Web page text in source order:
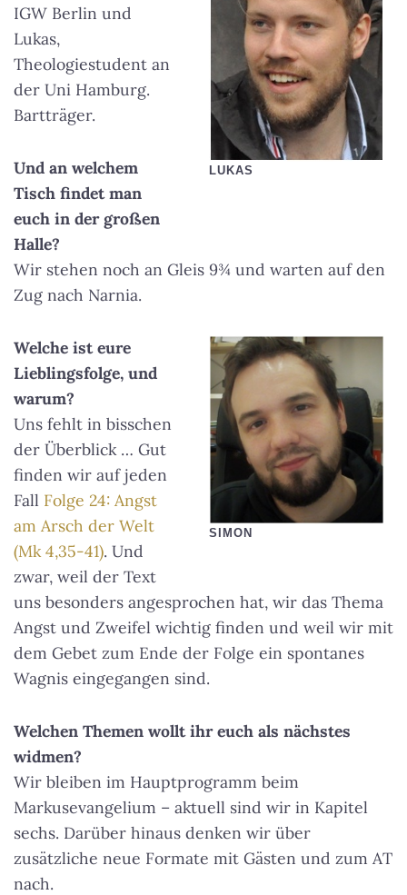
LUKAS
IGW Berlin und
Lukas,
Theologiestudent an
der Uni Hamburg.
Bartträger.
Und an welchem
Tisch findet man
euch in der großen
Halle?
Wir stehen noch an Gleis 9¾ und warten auf den
Zug nach Narnia.
SIMON
Welche ist eure
Lieblingsfolge, und
warum?
Uns fehlt in bisschen
der Überblick … Gut
finden wir auf jeden
Fall Folge 24: Angst
am Arsch der Welt
(Mk 4,35-41). Und
zwar, weil der Text
uns besonders angesprochen hat, wir das Thema
Angst und Zweifel wichtig finden und weil wir mit
dem Gebet zum Ende der Folge ein spontanes
Wagnis eingegangen sind.
Welchen Themen wollt ihr euch als nächstes
widmen?
Wir bleiben im Hauptprogramm beim
Markusevangelium – aktuell sind wir in Kapitel
sechs. Darüber hinaus denken wir über
zusätzliche neue Formate mit Gästen und zum AT
nach.